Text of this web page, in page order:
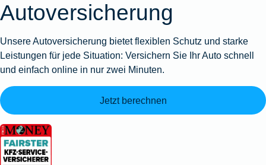
Autoversicherung
Unsere Autoversicherung bietet flexiblen Schutz und starke
Leistungen für jede Situation: Versichern Sie Ihr Auto schnell
und einfach online in nur zwei Minuten.
Jetzt berechnen